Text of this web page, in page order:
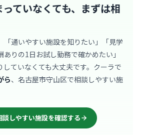
ていなくても、 まずは相
「通いやすい施設を知りたい」「見学
りの1日お試し勤務で確かめたい」
していなくても大丈夫です。クーラで
ら、名古屋市守山区で相談しやすい施
しやすい施設を確認する